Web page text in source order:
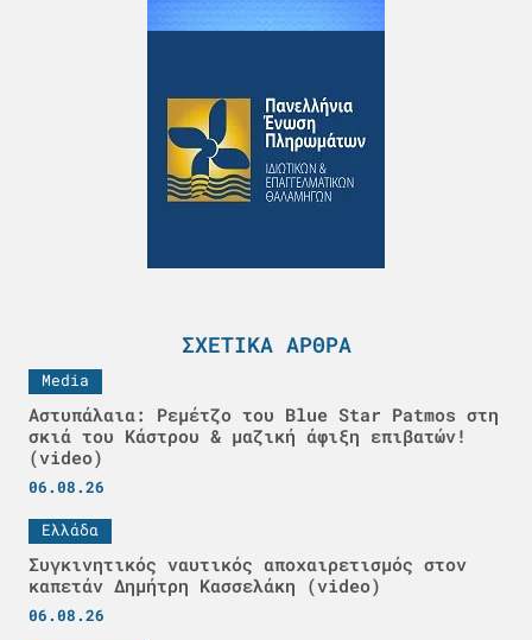
ΣΧΕΤΙΚΆ ΆΡΘΡΑ
Media
Αστυπάλαια: Ρεμέτζο του Blue Star Patmos στη
σκιά του Κάστρου & μαζική άφιξη επιβατών!
(video)
06.08.26
Ελλάδα
Συγκινητικός ναυτικός αποχαιρετισμός στον
καπετάν Δημήτρη Κασσελάκη (video)
06.08.26